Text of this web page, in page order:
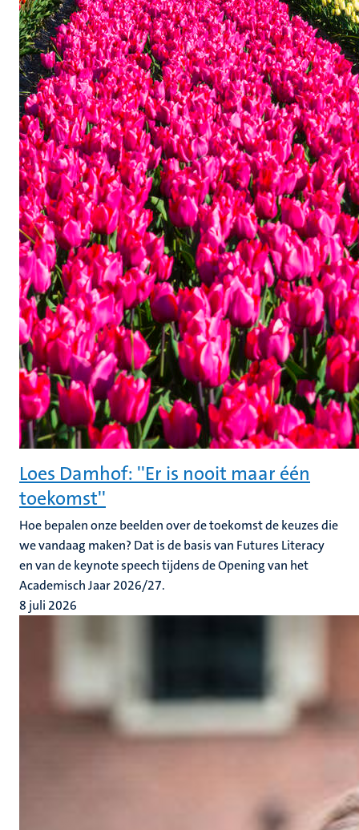
Loes Damhof: ''Er is nooit maar één
toekomst''
Hoe bepalen onze beelden over de toekomst de keuzes die
we vandaag maken? Dat is de basis van Futures Literacy
en van de keynote speech tijdens de Opening van het
Academisch Jaar 2026/27.
8 juli 2026